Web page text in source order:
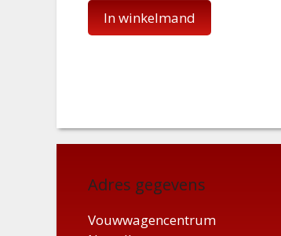
In winkelmand
Adres gegevens
Vouwwagencentrum